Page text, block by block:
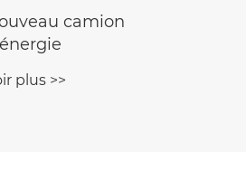
électrique Citycoco
plus >>